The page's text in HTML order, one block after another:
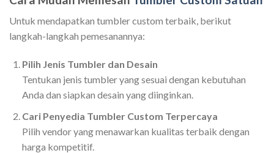
Untuk mendapatkan tumbler custom terbaik, berikut
langkah-langkah pemesanannya:
Pilih Jenis Tumbler dan Desain
Tentukan jenis tumbler yang sesuai dengan kebutuhan
Anda dan siapkan desain yang diinginkan.
Cari Penyedia Tumbler Custom Terpercaya
Pilih vendor yang menawarkan kualitas terbaik dengan
harga kompetitif.